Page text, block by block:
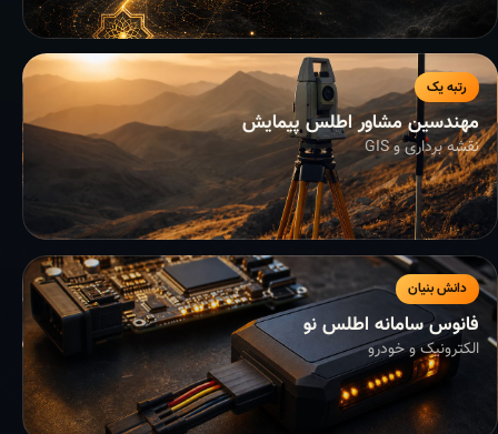
رتبه یک
مهندسین مشاور اطلس پیمایش
نقشه برداری و GIS
دانش بنیان
فانوس سامانه اطلس نو
الکترونیک و خودرو